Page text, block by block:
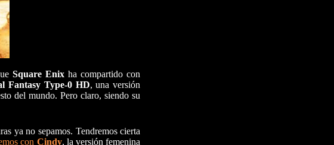
Square Enix ha compartido con
Fantasy Type-0 HD, una versión
del mundo. Pero claro, siendo su
ya no sepamos. Tendremos cierta
con Cindy, la versión femenina